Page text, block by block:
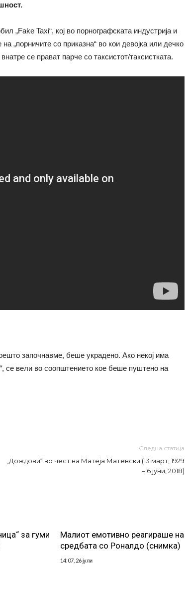
„Fake Taxi“, кој во порнографската индустрија и
„порничите со приказна“ во кои девојка или дечко
се прават парче со таксистот/таксистката.
започнавме, беше украдено. Ако некој има
“, се вели во соопштението кое беше пуштено на
Следна статија
„Дождови“ во чест на Матеја Матевски (13 март, 1929
– 6 јуни, 2018)
за гуми
Малиот емотивно реагираше на
средбата со Роналдо (снимка)
14:07, 26 јули